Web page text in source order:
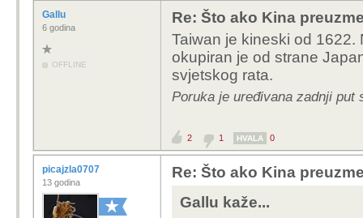
Gallu
6 godina
OFFLINE
Re: Što ako Kina
Taiwan je kineski od
okupiran je od strane
svjetskog rata.
Poruka je uređivana zadnji put
2 1 HVALA 0
picajzla0707
13 godina
Re: Što ako Kina
Gallu kaže...